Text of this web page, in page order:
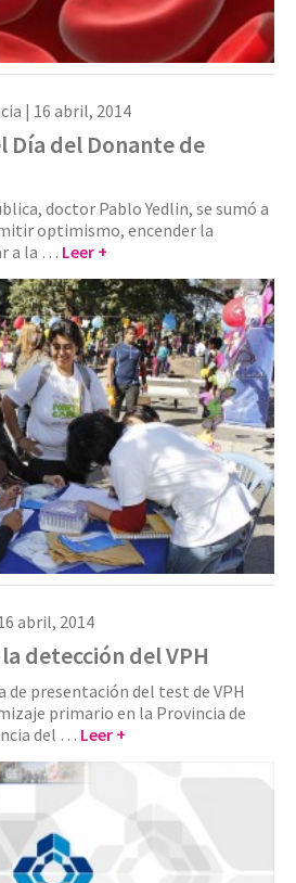
| 16 abril, 2014
Día del Donante de
doctor Pablo Yedlin, se sumó a
optimismo, encender la
a la … Leer +
abril, 2014
detección del VPH
de presentación del test de VPH
primario en la Provincia de
del … Leer +